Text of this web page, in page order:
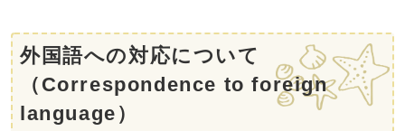
外国語への対応について
（Correspondence to foreign
language）